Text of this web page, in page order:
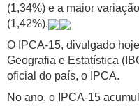
(1,34%) e a maior
(1,42%).
O IPCA-15, divulgado
Geografia e Estatística
oficial do país, o IPCA.
No ano, o IPCA-15